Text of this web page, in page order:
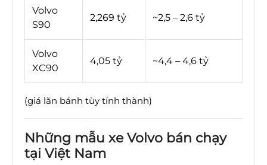
Volvo
S90
2,269 tỷ ~2,5 – 2,6 tỷ
Volvo
XC90
4,05 tỷ ~4,4 – 4,6 tỷ
(giá lăn bánh tùy tỉnh thành)
Những mẫu xe Volvo bán chạy
tại Việt Nam